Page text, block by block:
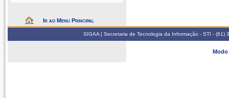
Ir ao Menu Principal
SIGAA | Secretaria de Tecnologia da Informação - STI -
Modo